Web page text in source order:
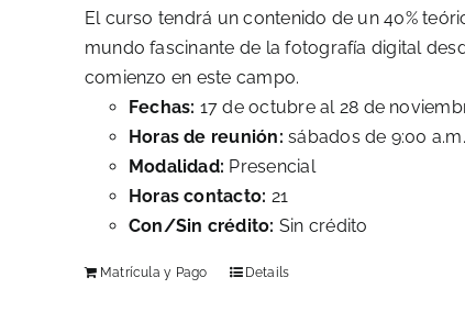
El curso tendrá un contenido de un 40%
mundo fascinante de la fotografía digital
comienzo en este campo.
Fechas: 17 de octubre al 28 de
Horas de reunión: sábados de 9:00
Modalidad: Presencial
Horas contacto: 21
Con/Sin crédito: Sin crédito
Matrícula y Pago Details